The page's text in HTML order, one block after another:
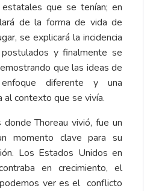
que se tenían; en
de la forma de vida de
se explicará la incidencia
y finalmente se
que las ideas de
diferente y una
contexto que se vivía.
Thoreau vivió, fue un
momento clave para su
Los Estados Unidos en
en crecimiento, el
ver es el conflicto